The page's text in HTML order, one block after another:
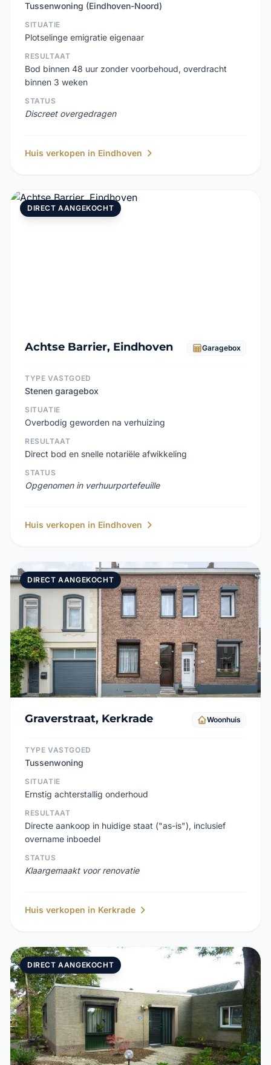
Tussenwoning (Eindhoven-Noord)
SITUATIE
Plotselinge emigratie eigenaar
RESULTAAT
Bod binnen 48 uur zonder voorbehoud, overdracht
binnen 3 weken
STATUS
Discreet overgedragen
Huis verkopen in Eindhoven
DIRECT AANGEKOCHT
Achtse Barrier, Eindhoven Garagebox
TYPE VASTGOED
Stenen garagebox
SITUATIE
Overbodig geworden na verhuizing
RESULTAAT
Direct bod en snelle notariële afwikkeling
STATUS
Opgenomen in verhuurportefeuille
Huis verkopen in Eindhoven
DIRECT AANGEKOCHT
Graverstraat, Kerkrade Woonhuis
TYPE VASTGOED
Tussenwoning
SITUATIE
Ernstig achterstallig onderhoud
RESULTAAT
Directe aankoop in huidige staat ("as-is"), inclusief
overname inboedel
STATUS
Klaargemaakt voor renovatie
Huis verkopen in Kerkrade
DIRECT AANGEKOCHT